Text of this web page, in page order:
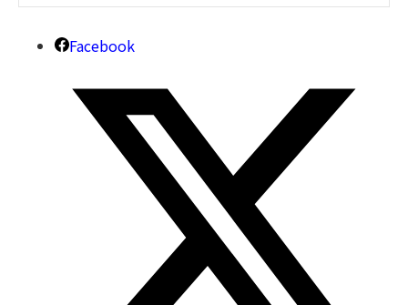
Facebook